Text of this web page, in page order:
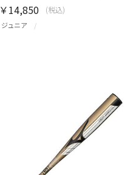
ジュニア
￥14,850 (税込)